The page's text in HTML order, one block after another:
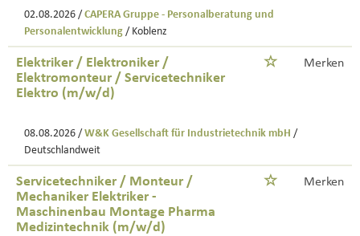
02.08.2026 / CAPERA Gruppe - Personalberatung und
Personalentwicklung / Koblenz
Elektriker / Elektroniker /
Elektromonteur / Servicetechniker
Elektro (m/w/d)
Merken
08.08.2026 / W&K Gesellschaft für Industrietechnik mbH /
Deutschlandweit
Servicetechniker / Monteur /
Mechaniker Elektriker -
Maschinenbau Montage Pharma
Medizintechnik (m/w/d)
Merken